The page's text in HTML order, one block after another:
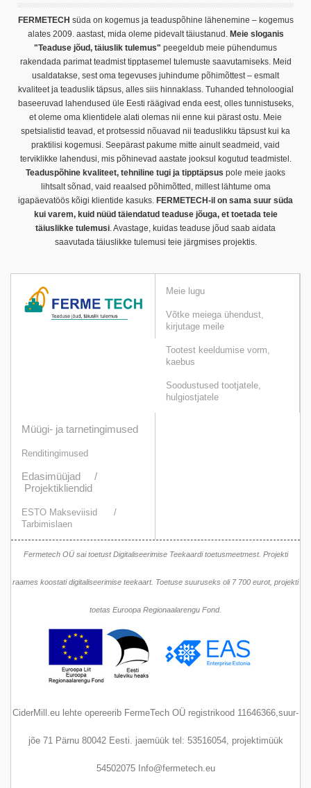
FERMETECH süda on kogemus ja teaduspõhine lähenemine – kogemus
alates 2009. aastast, mida oleme pidevalt täiustanud. Meie sloganis
"Teaduse jõud, täiuslik tulemus" peegeldub meie pühendumus
rakendada parimat teadmist tipptasemel tulemuste saavutamiseks. Meid
usaldatakse, sest oma tegevuses juhindume põhimõttest – esmalt
kvaliteet ja teaduslik täpsus, alles siis hinnaklass. Tuhanded tehnoloogial
baseeruvad lahendused üle Eesti räägivad enda eest, olles tunnistuseks,
et oleme oma klientidele alati olemas nii enne kui pärast ostu. Meie
spetsialistid teavad, et protsessid nõuavad nii teaduslikku täpsust kui ka
praktilisi kogemusi. Seepärast pakume mitte ainult seadmeid, vaid
terviklikke lahendusi, mis põhinevad aastate jooksul kogutud teadmistel.
Teaduspõhine kvaliteet, tehniline tugi ja tipptäpsus pole meie jaoks
lihtsalt sõnad, vaid reaalsed põhimõtted, millest lähtume oma
igapäevatöös kõigi klientide kasuks. FERMETECH-il on sama suur süda
kui varem, kuid nüüd täiendatud teaduse jõuga, et toetada teie
täiuslikke tulemusi. Avastage, kuidas teaduse jõud saab aidata
saavutada täiuslikke tulemusi teie järgmises projektis.
Meie lugu
Võtke meiega ühendust,
kirjutage meile
Tootest keeldumise vorm,
kaebus
Soodustused tootjatele,
hulgiostjatele
Müügi- ja tarnetingimused
Renditingimused
Edasimüüjad /
Projektikliendid
ESTO Makseviisid /
Tarbimislaen
Fermetech OÜ sai toetust Digitaliseerimise Teekaardi toetusmeetmest. Projekti
raames koostati digitaliseerimise teekaart. Toetuse suuruseks oli 7 700 eurot, projekti
toetas Euroopa Regionaalarengu Fond.
CiderMill.eu lehte opereerib FermeTech OÜ registrikood 11646366,suur-
jõe 71 Pärnu 80042 Eesti. jaemüük tel: 53516054, projektimüük
54502075 Info@fermetech.eu